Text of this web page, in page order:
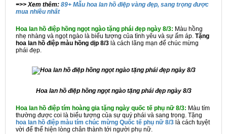
=>> Xem thêm: 89+ Mẫu hoa lan hồ điệp vàng đẹp, sang trọng được
mua nhiều nhất
Hoa lan hồ điệp hồng ngọt ngào tặng phái đẹp ngày 8/3: Màu hồng
nhẹ nhàng và ngọt ngào là biểu tượng của tình yêu và sự ấm áp. Tặng
hoa lan hồ điệp màu hồng dịp 8/3 là cách lãng mạn để chúc mừng
phái đẹp.
Hoa lan hồ điệp hồng ngọt ngào tặng phái đẹp ngày 8/3
Hoa lan hồ điệp tím hoàng gia tặng ngày quốc tế phụ nữ 8/3: Màu tím
thường được coi là biểu tượng của sự quý phái và sang trọng. Tặng
hoa lan hồ điệp màu tím chúc mừng Quốc tế phụ nữ 8/3 là cách tuyệt
vời để thể hiện lòng chân thành tới người phụ nữ.